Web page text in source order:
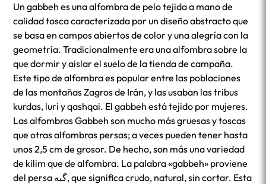
Un gabbeh es una alfombra de pelo tejida a mano de
calidad tosca caracterizada por un diseño abstracto que
se basa en campos abiertos de color y una alegría con la
geometría. Tradicionalmente era una alfombra sobre la
que dormir y aislar el suelo de la tienda de campaña.
Este tipo de alfombra es popular entre las poblaciones
de las montañas Zagros de Irán, y las usaban las tribus
kurdas, luri y qashqai. El gabbeh está tejido por mujeres.
Las alfombras Gabbeh son mucho más gruesas y toscas
que otras alfombras persas; a veces pueden tener hasta
unos 2,5 cm de grosor. De hecho, son más una variedad
de kilim que de alfombra. La palabra «gabbeh» proviene
del persa گبه, que significa crudo, natural, sin cortar. Esta